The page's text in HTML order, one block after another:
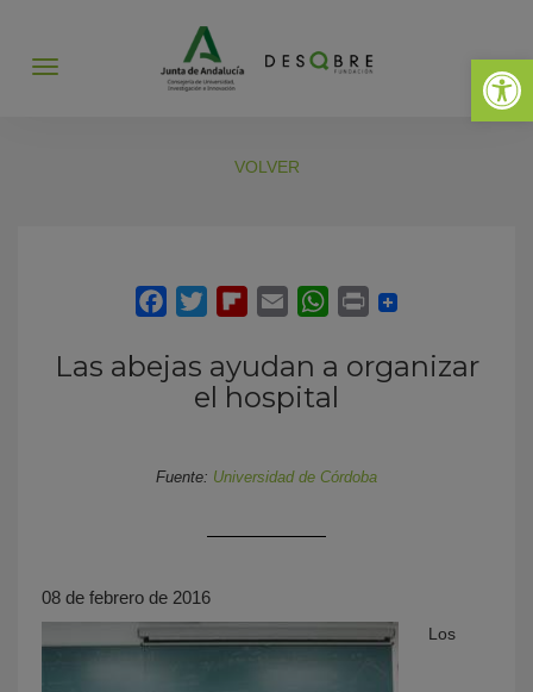
Abrir
Abrir
VOLVER
Las abejas ayudan a organizar
el hospital
Fuente: Universidad de Córdoba
08 de febrero de 2016
Los